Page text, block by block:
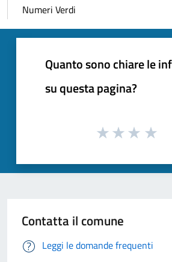
Numeri Verdi
Quanto sono chiare le
su questa pagina?
Contatta il comune
Leggi le domande frequenti